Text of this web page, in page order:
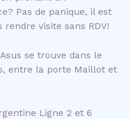
Pas de panique, il est
visite sans RDV!
se trouve dans le
entre la porte Maillot et
Ligne 2 et 6